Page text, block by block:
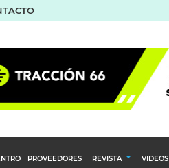
PROVEEDORES REVISTA VIDEOS